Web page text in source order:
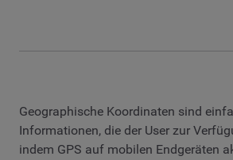
Geographische Koordinaten sind
Informationen, die der User zur
indem GPS auf mobilen Endgeräten